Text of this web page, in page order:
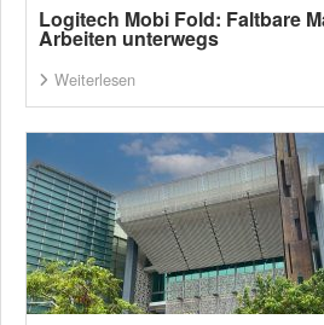
Logitech Mobi Fold: Faltbare
Arbeiten unterwegs
Weiterlesen